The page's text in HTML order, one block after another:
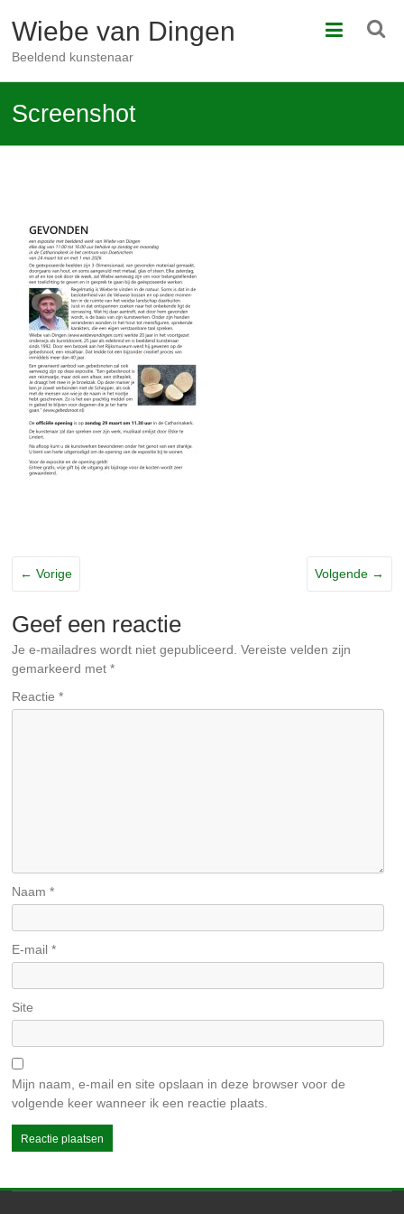
naar
inhoud
Wiebe van Dingen
Beeldend kunstenaar
Screenshot
← Vorige Volgende →
Geef een reactie
Je e-mailadres wordt niet gepubliceerd. Vereiste velden zijn
gemarkeerd met*
Reactie*
Naam*
E-mail*
Site
Mijn naam, e-mail en site opslaan in deze browser voor de
volgende keer wanneer ik een reactie plaats.